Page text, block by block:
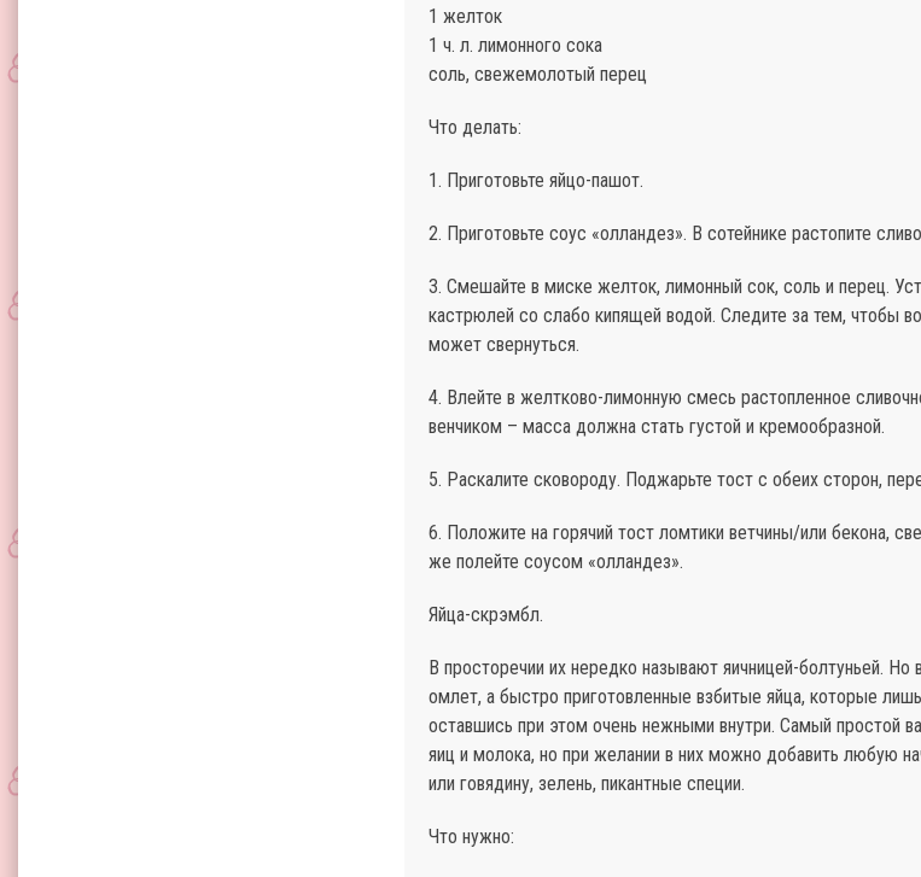
1 желток
1 ч. л. лимонного сока
соль, свежемолотый перец
Что делать:
1. Приготовьте яйцо-пашот.
2. Приготовьте соус «олландез». В сотейнике растопите
3. Смешайте в миске желток, лимонный сок, соль и перец.
кастрюлей со слабо кипящей водой. Следите за тем, чтобы
может свернуться.
4. Влейте в желтково-лимонную смесь растопленное
венчиком – масса должна стать густой и кремообразной.
5. Раскалите сковороду. Поджарьте тост с обеих сторон,
6. Положите на горячий тост ломтики ветчины/или бекона,
же полейте соусом «олландез».
Яйца-скрэмбл.
В просторечии их нередко называют яичницей-болтуньей. Но
омлет, а быстро приготовленные взбитые яйца, которые лишь
оставшись при этом очень нежными внутри. Самый простой
яиц и молока, но при желании в них можно добавить любую
или говядину, зелень, пикантные специи.
Что нужно: